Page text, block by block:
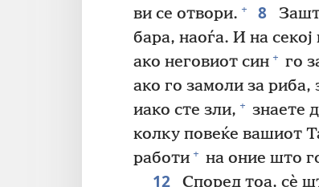
ви се отвори. + 8
бара, наоѓа. И на
ако неговиот син + го
ако го замоли за риба,
иако сте зли, + знаете
колку повеќе вашиот
работи + на оние што
12
Според тоа, сѐ